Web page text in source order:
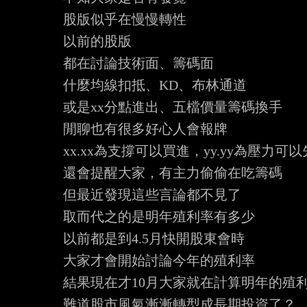
股版似乎在慢慢轉性
以前的股版
都在討論技術面、籌碼面
什麼均線扣抵、KD、布林通道
或是xx分點進出、五檔價量籌碼換手
閒聊也有很多好心人會報牌
xx.xx為支撐可以買進，yy.yy為壓力可以
還會提醒大家，有主力偷偷在吃籌碼
但最近發現這些言論都不見了
取而代之的是明年殖利率有多少
以前都是到4.5月快開股東會時
大家才會開始討論今年的殖利率
結果現在才10月大家就在計算明年的殖